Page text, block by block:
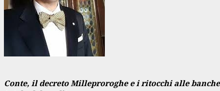
Conte, il decreto Milleproroghe e i ritocchi alle